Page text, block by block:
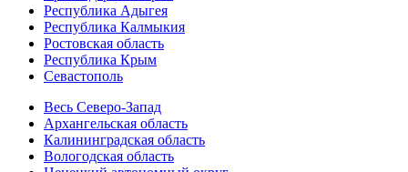
Республика Адыгея
Республика Калмыкия
Ростовская область
Республика Крым
Севастополь
Весь Северо-Запад
Архангельская область
Калининградская область
Вологодская область